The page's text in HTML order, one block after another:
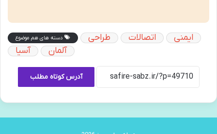
دسته های هم موضوع طراحی اتصالات
ایمنی
آسیا
آلمان
آدرس کوتاه مطلب